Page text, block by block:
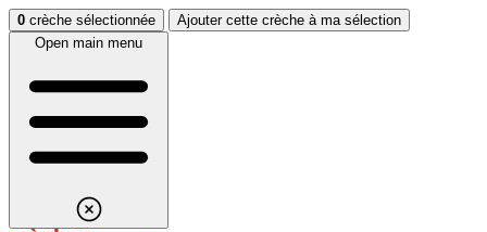
Aller au contenuAller au footer
0 crèche sélectionnée
Ajouter cette crèche à ma sélection
Open main menu